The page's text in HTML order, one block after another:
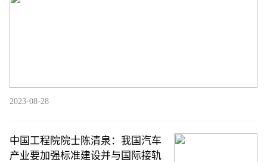
2023-08-28
中国工程院院士陈清泉：我国汽车
产业要加强标准建设并与国际接轨